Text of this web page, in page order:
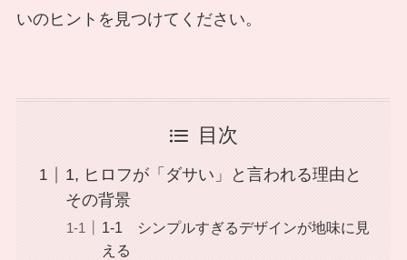
いのヒントを見つけてください。
目次
1, ヒロフが「ダサい」と言われる理由と
その背景
1-1 シンプルすぎるデザインが地味に見
える